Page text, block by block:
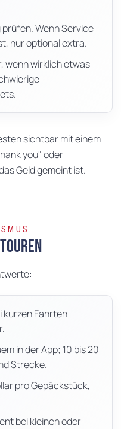
Wenn Service
nur optional extra.
wenn wirklich etwas
sichtbar mit einem
you" oder
Geld gemeint ist.
kurzen Fahrten
in der App; 10 bis 20
Strecke.
pro Gepäckstück,
bei kleinen oder